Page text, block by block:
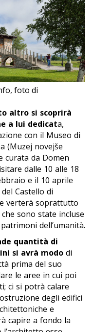
foto di
altro si scoprirà
a lui dedicata,
con il Museo di
(Muzej novejše
curata da Domen
dalle 10 alle 18
e il 10 aprile
Castello di
verterà soprattutto
sono state incluse
dell’umanità.
quantità di
si avrà modo di
prima del suo
le aree in cui poi
ci si potrà calare
degli edifici
e
capire a fondo la